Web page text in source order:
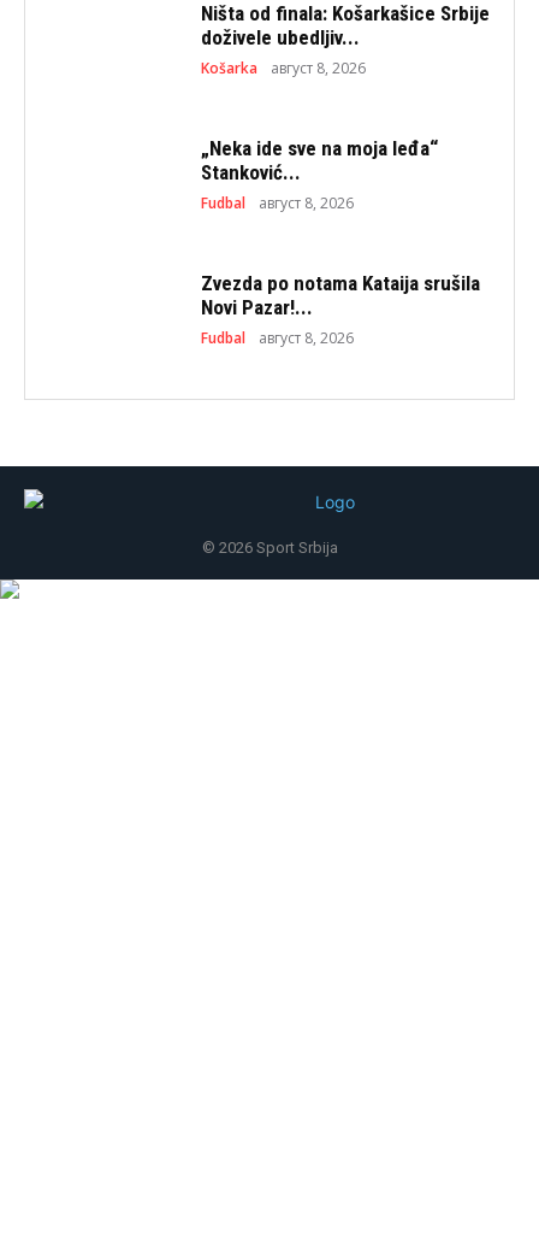
Ništa od finala: Košarkašice Srbije
doživele ubedljiv...
Košarka август 8, 2026
„Neka ide sve na moja leđa“
Stanković...
Fudbal август 8, 2026
Zvezda po notama Kataija srušila
Novi Pazar!...
Fudbal август 8, 2026
© 2026 Sport Srbija